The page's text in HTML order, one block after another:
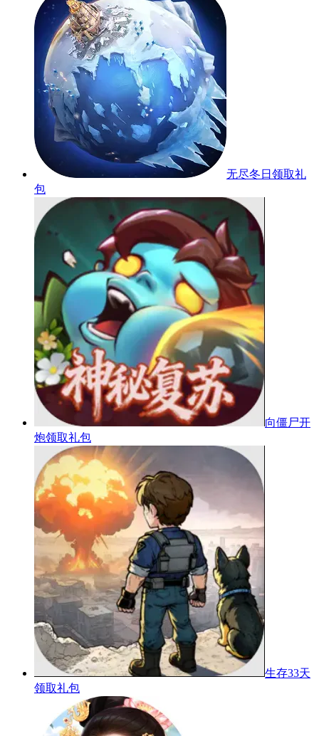
无尽冬日 领取礼
包
向僵尸开
炮领取礼包
生存33天
领取礼包